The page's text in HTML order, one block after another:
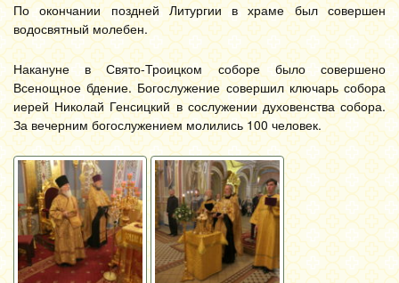
По окончании поздней Литургии в храме был совершен
водосвятный молебен.
Накануне в Свято-Троицком соборе было совершено
Всенощное бдение. Богослужение совершил ключарь собора
иерей Николай Генсицкий в сослужении духовенства собора.
За вечерним богослужением молились 100 человек.